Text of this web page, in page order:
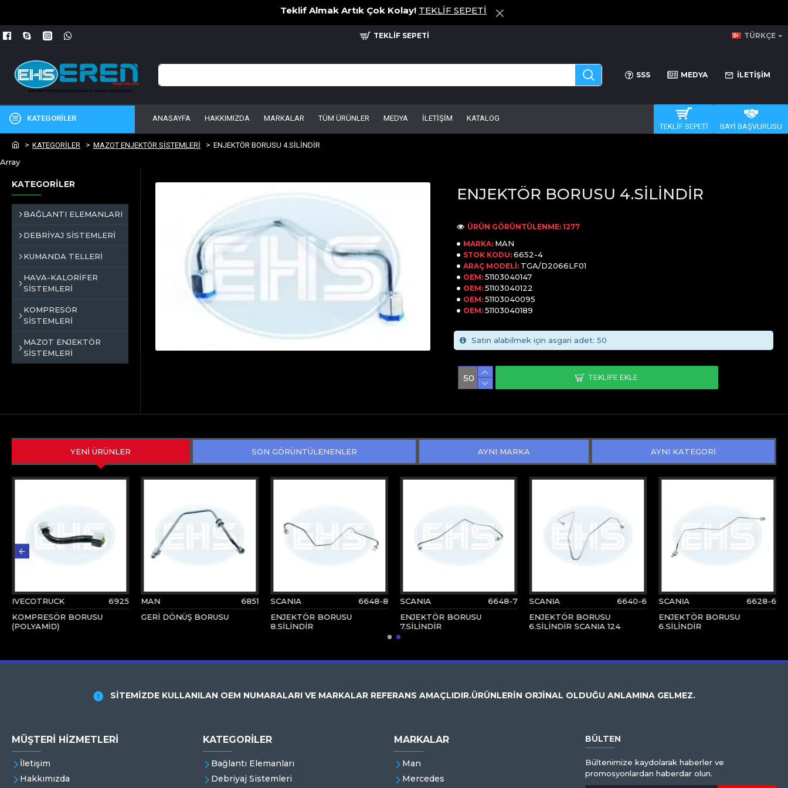
Teklif Almak Artık Çok Kolay! TEKLİF SEPETİ
TEKLİF SEPETİ TÜRKÇE
SSS MEDYA İLETİŞİM
KATEGORİLER ANASAYFA HAKKIMIZDA MARKALAR TÜM ÜRÜNLER MEDYA İLETİŞİM
KATALOG
TEKLİF SEPETİ
BAYİ BAŞVURUSU
KATEGORİLER MAZOT ENJEKTÖR SİSTEMLERİ ENJEKTÖR BORUSU 4.SİLİNDİR
Array
KATEGORİLER
BAĞLANTI ELEMANLARI
DEBRİYAJ SİSTEMLERİ
KUMANDA TELLERİ
HAVA-KALORİFER
SİSTEMLERİ
KOMPRESÖR
SİSTEMLERİ
MAZOT ENJEKTÖR
SİSTEMLERİ
ENJEKTÖR BORUSU 4.SİLİNDİR
MARKA: MAN
STOK KODU: 6652-4
ARAÇ MODELI: TGA/D2066LF01
OEM: 51103040147
OEM: 51103040122
OEM: 51103040095
OEM: 51103040189
ÜRÜN GÖRÜNTÜLENME: 1277
TEKLIFE EKLE
Satın alabilmek için asgari adet: 50
YENİ ÜRÜNLER SON GÖRÜNTÜLENENLER AYNI MARKA AYNI KATEGORİ
IVECOTRUCK
6925
KOMPRESÖR BORUSU
(POLYAMİD)
MAN
6851
GERİ DÖNÜŞ BORUSU
SCANIA
6648-8
ENJEKTÖR BORUSU
8.SİLİNDİR
SCANIA
6648-7
ENJEKTÖR BORUSU
7.SİLİNDİR
SCANIA
6640-6
ENJEKTÖR BORUSU
6.SİLİNDİR SCANIA 124
SCANIA
6628-6
ENJEKTÖR BORUSU
6.SİLİNDİR
SİTEMİZDE KULLANILAN OEM NUMARALARI VE MARKALAR REFERANS AMAÇLIDIR.ÜRÜNLERİN ORJİNAL OLDUĞU ANLAMINA GELMEZ.
MÜŞTERI HIZMETLERI
İletişim
Hakkımızda
KATEGORİLER
Bağlantı Elemanları
Debriyaj Sistemleri
MARKALAR
Man
Mercedes
BÜLTEN
Bültenimize kaydolarak haberler ve
promosyonlardan haberdar olun.